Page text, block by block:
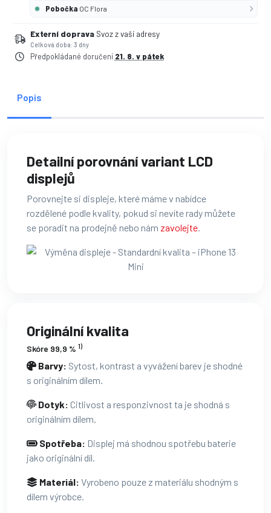
Pobočka OC Flora
Externí doprava Svoz z vaší adresy
Celková doba: 3 dny
Předpokládané doručení 21. 8. v pátek
Popis
Detailní porovnání variant LCD
displejů
Porovnejte si displeje, které máme v nabídce
rozdělené podle kvality, pokud si nevíte rady můžete
se poradit na prodejně nebo nám zavolejte.
Originální kvalita
Skóre 99,9 % 1)
Barvy: Sytost, kontrast a vyvážení barev je shodné
s originálním dílem.
Dotyk: Citlivost a responzivnost ta je shodná s
originálním dílem.
Spotřeba: Displej má shodnou spotřebu baterie
jako originální díl.
Materiál: Vyrobeno pouze z materiálu shodným s
dílem výrobce.